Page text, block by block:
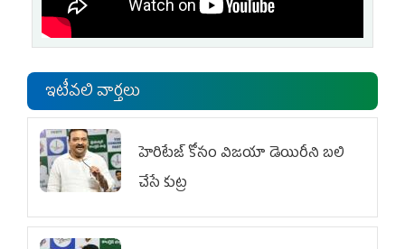
ఇటీవలి వార్తలు
హెరిటేజ్ కోసం విజయా డెయిరీని బలి
చేసే కుట్ర‌